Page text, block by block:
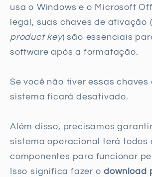
usa o Windows e o Microsoft
legal, suas chaves de ativação
product key) são essenciais
software após a formatação.
Se você não tiver essas chaves
sistema ficará desativado.
Além disso, precisamos
sistema operacional terá todos
componentes para funcionar
Isso significa fazer odownload